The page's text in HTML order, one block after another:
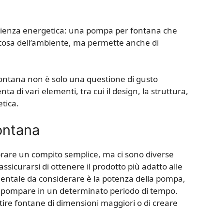
energetica: una pompa per fontana che
dell’ambiente, ma permette anche di
non è solo una questione di gusto
di vari elementi, tra cui il design, la struttura,
un compito semplice, ma ci sono diverse
di ottenere il prodotto più adatto alle
da considerare è la potenza della pompa,
in un determinato periodo di tempo.
fontane di dimensioni maggiori o di creare